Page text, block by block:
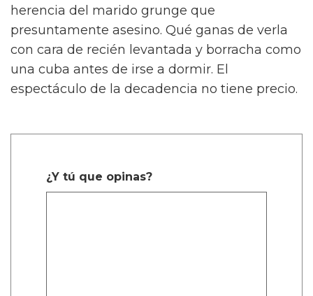
herencia del marido grunge que
presuntamente asesino. Qué ganas de verla
con cara de recién levantada y borracha como
una cuba antes de irse a dormir. El
espectáculo de la decadencia no tiene precio.
¿Y tú que opinas?